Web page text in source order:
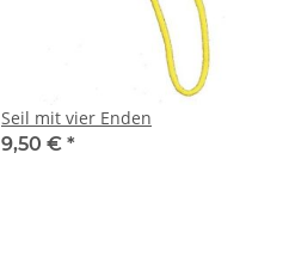
Seil mit vier Enden
9,50 € *